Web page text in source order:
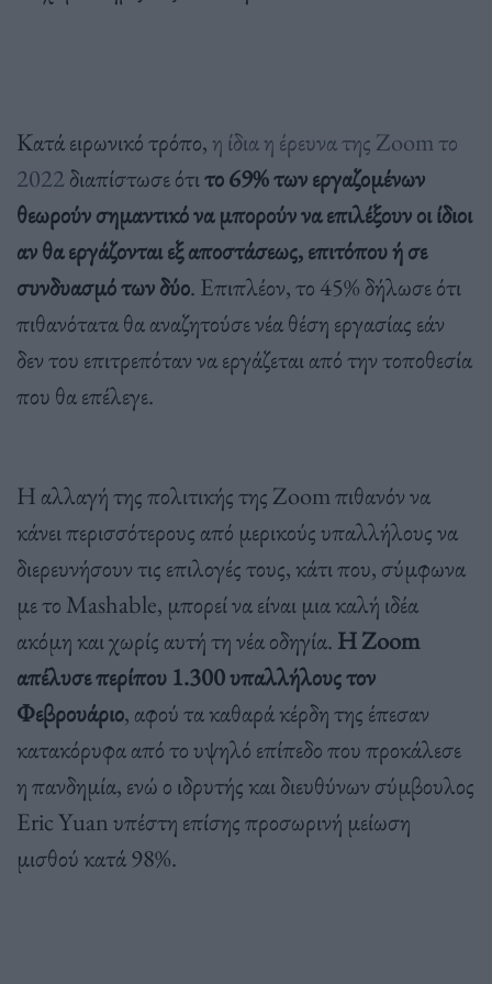
Κατά ειρωνικό τρόπο,η ίδια η έρευνα της Zoom το
2022 διαπίστωσε ότιτο 69% των εργαζομένων
θεωρούν σημαντικό να μπορούν να επιλέξουν οι ίδιοι
αν θα εργάζονται εξ αποστάσεως, επιτόπου ή σε
συνδυασμό των δύο. Επιπλέον, το 45% δήλωσε ότι
πιθανότατα θα αναζητούσε νέα θέση εργασίας εάν
δεν του επιτρεπόταν να εργάζεται από την τοποθεσία
που θα επέλεγε.
Η αλλαγή της πολιτικής της Zoom πιθανόν να
κάνει περισσότερους από μερικούς υπαλλήλους να
διερευνήσουν τις επιλογές τους, κάτι που, σύμφωνα
με το Mashable, μπορεί να είναι μια καλή ιδέα
ακόμη και χωρίς αυτή τη νέα οδηγία. Η Zoom
απέλυσε περίπου 1.300 υπαλλήλους τον
Φεβρουάριο, αφού τα καθαρά κέρδη της έπεσαν
κατακόρυφα από το υψηλό επίπεδο που προκάλεσε
η πανδημία, ενώ ο ιδρυτής και διευθύνων σύμβουλος
Eric Yuan υπέστη επίσης προσωρινή μείωση
μισθού κατά 98%.